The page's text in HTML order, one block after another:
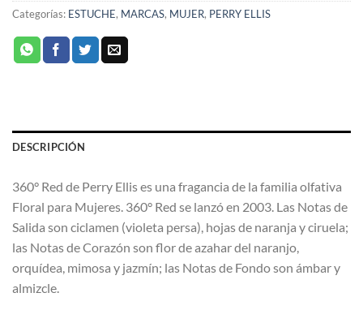
Categorías: ESTUCHE, MARCAS, MUJER, PERRY ELLIS
DESCRIPCIÓN
360° Red de Perry Ellis es una fragancia de la familia olfativa
Floral para Mujeres. 360° Red se lanzó en 2003. Las Notas de
Salida son ciclamen (violeta persa), hojas de naranja y ciruela;
las Notas de Corazón son flor de azahar del naranjo,
orquídea, mimosa y jazmín; las Notas de Fondo son ámbar y
almizcle.